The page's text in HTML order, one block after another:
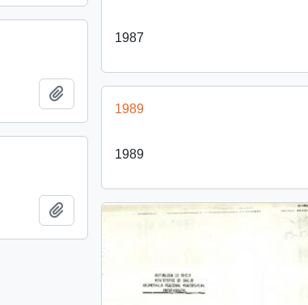
1987
Añadir al portapapeles
1989
1989
Añadir al portapapeles